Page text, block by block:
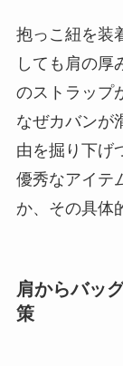
抱っこ紐を装
しても肩の厚
のストラップ
なぜカバンが
由を掘り下げ
優秀なアイテ
か、その具体
肩からバッ
策